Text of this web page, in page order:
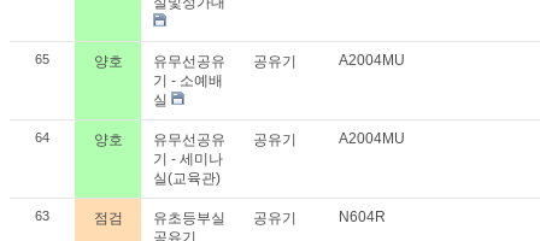
65 양호
유무선공유
기 - 소예배
실
공유기 A2004MU
64 양호
유무선공유
기 - 세미나
실(교육관)
공유기 A2004MU
63 점검
유초등부실
공유기
공유기 N604R